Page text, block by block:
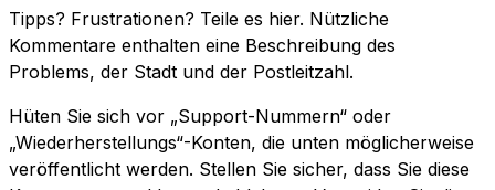
Tipps? Frustrationen? Teile es hier. Nützliche
Kommentare enthalten eine Beschreibung des
Problems, der Stadt und der Postleitzahl.
Hüten Sie sich vor „Support-Nummern“ oder
„Wiederherstellungs“-Konten, die unten möglicherweise
veröffentlicht werden. Stellen Sie sicher, dass Sie diese